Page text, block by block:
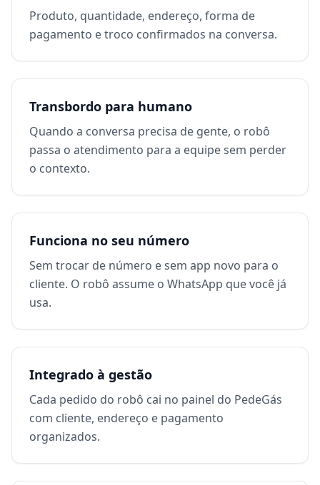
Produto, quantidade, endereço, forma de
pagamento e troco confirmados na conversa.
Transbordo para humano
Quando a conversa precisa de gente, o robô
passa o atendimento para a equipe sem perder
o contexto.
Funciona no seu número
Sem trocar de número e sem app novo para o
cliente. O robô assume o WhatsApp que você já
usa.
Integrado à gestão
Cada pedido do robô cai no painel do PedeGás
com cliente, endereço e pagamento
organizados.